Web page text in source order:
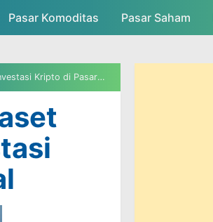
content
Pasar Komoditas Pasar Saham
di Pasar Tradisional